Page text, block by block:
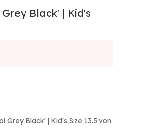
Black' | Kid's
Grey Black' | Kid's Size 13.5 von